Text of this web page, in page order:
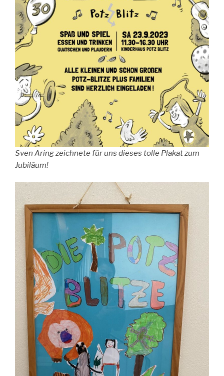
Sven Aring zeichnete für uns dieses tolle Plakat zum
Jubiläum!